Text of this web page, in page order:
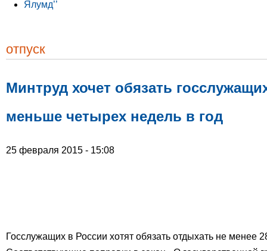
Ялумд’’
отпуск
Минтруд хочет обязать
меньше четырех недель в год
25 февраля 2015 - 15:08
Госслужащих в России хотят обязать отдыхать не менее